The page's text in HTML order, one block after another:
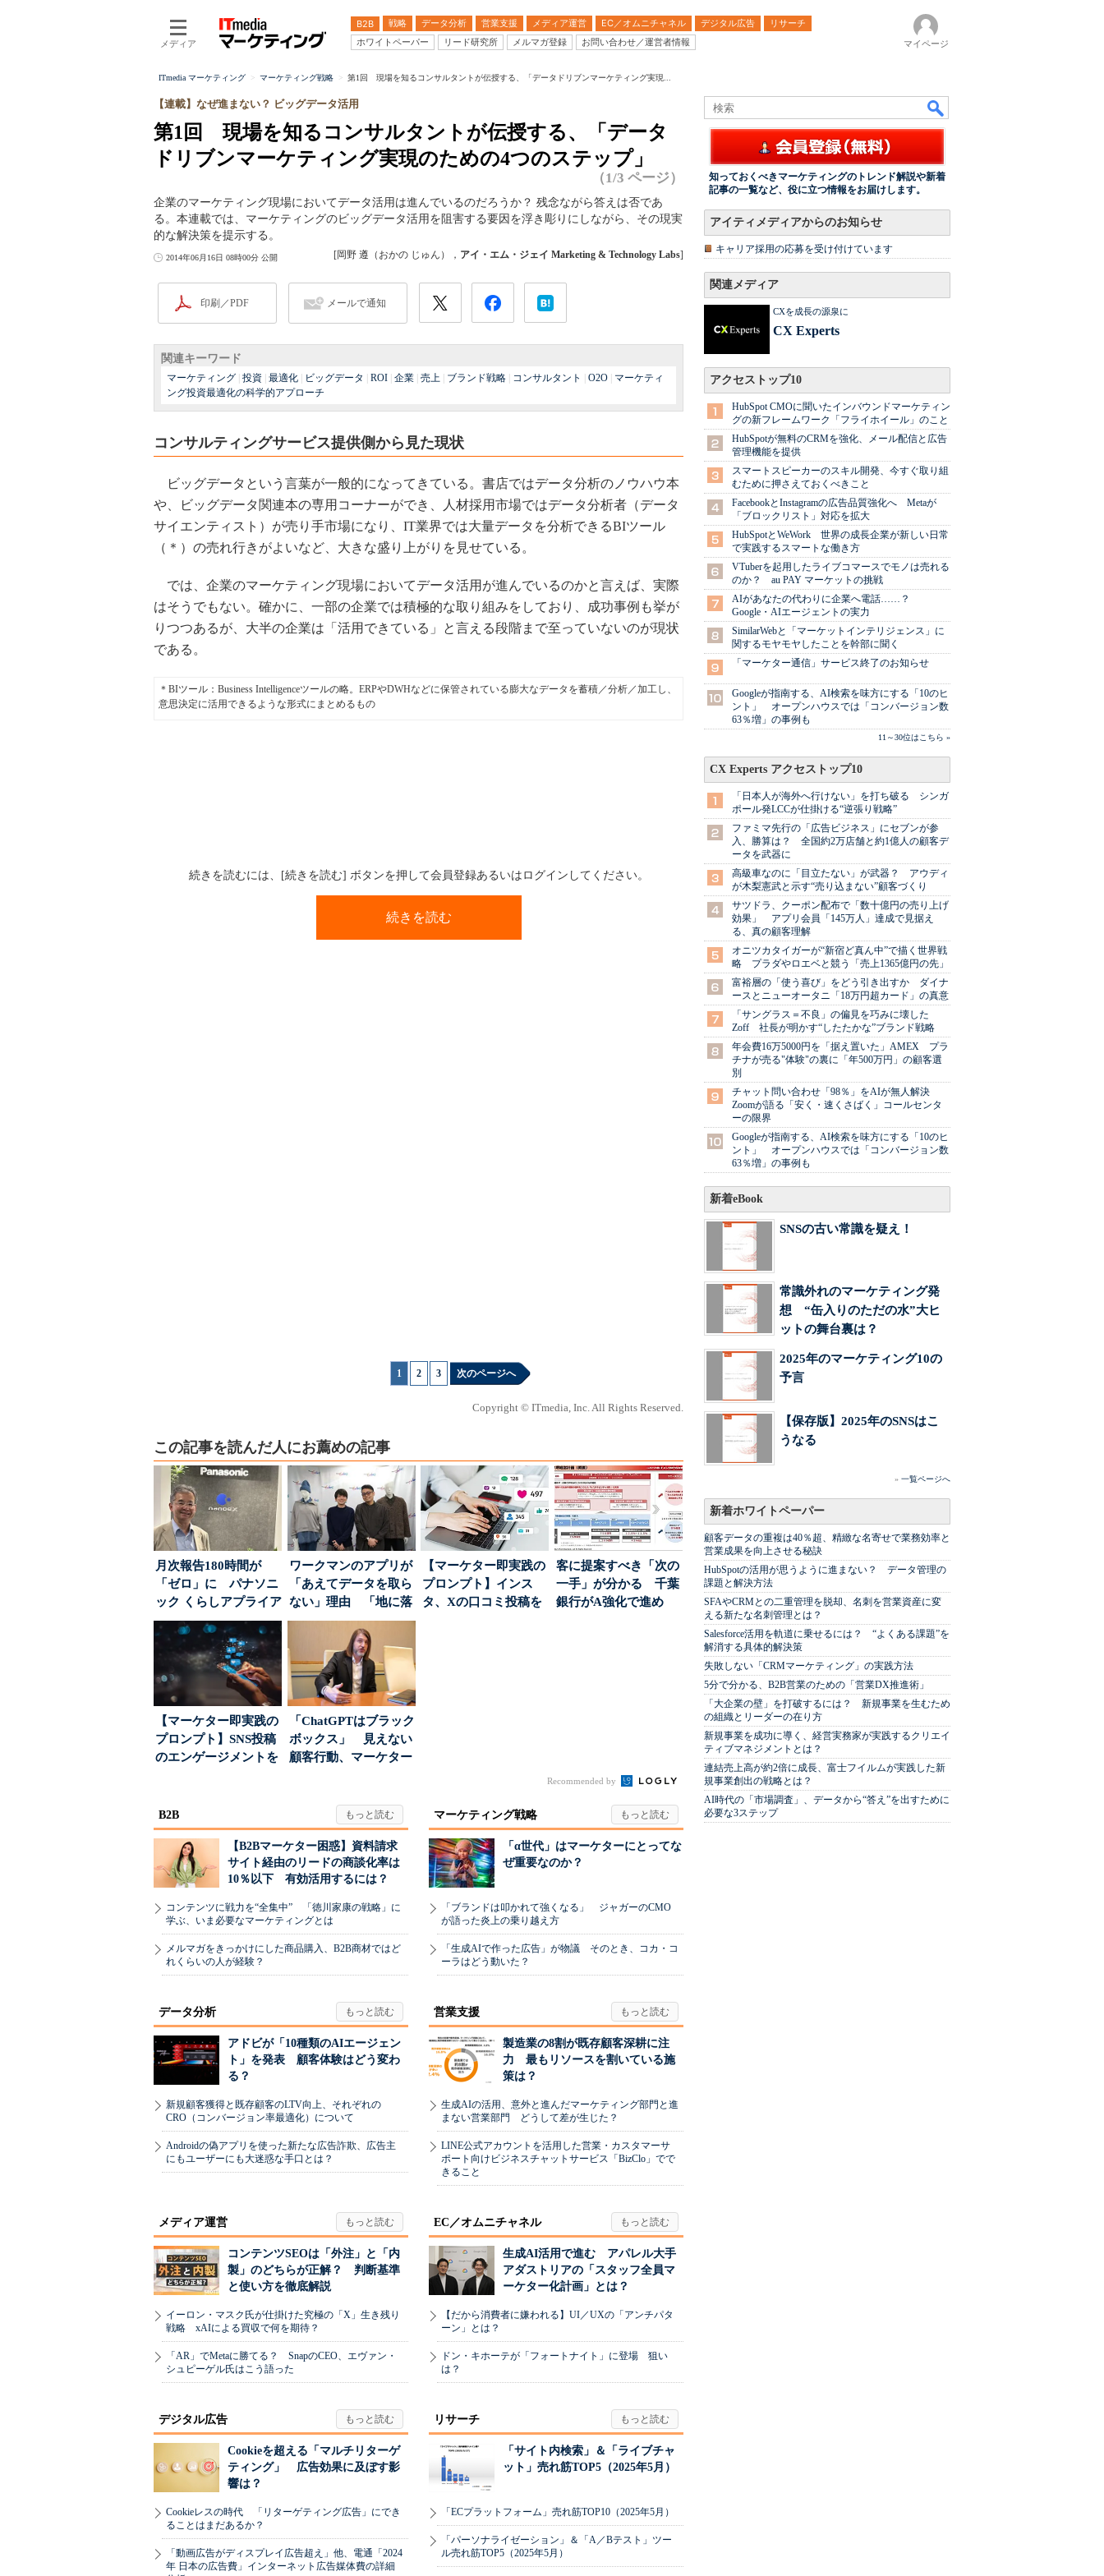
メディア
B2B 戦略 データ分析 営業支援 メディア運営 EC／オムニチャネル デジタル広告
リサーチ
ホワイトペーパー
リード研究所 メルマガ登録 お問い合わせ／運営者情報 マイページ
ITmedia マーケティング マーケティング戦略 第1回 現場を知るコンサルタントが伝授する、「データドリブンマーケティング実現...
第1回 現場を知るコンサルタントが伝授する、「データ
ドリブンマーケティング実現のための4つのステップ」
【連載】なぜ進まない？ ビッグデータ活用
（1/3 ページ）
企業のマーケティング現場においてデータ活用は進んでいるのだろうか？ 残念ながら答えは否であ
る。本連載では、マーケティングのビッグデータ活用を阻害する要因を浮き彫りにしながら、その現実
的な解決策を提示する。
2014年06月16日 08時00分 公開 [岡野 遵（おかの じゅん）， アイ・エム・ジェイ Marketing & Technology Labs]
印刷／PDF メールで通知
関連キーワード
マーケティング 投資 最適化 ビッグデータ ROI 企業 売上 ブランド戦略 コンサルタント O2O
マーケティ
ング投資最適化の科学的アプローチ
コンサルティングサービス提供側から見た現状
ビッグデータという言葉が一般的になってきている。書店ではデータ分析のノウハウ本
や、ビッグデータ関連本の専用コーナーができ、人材採用市場ではデータ分析者（データ
サイエンティスト）が売り手市場になり、IT業界では大量データを分析できるBIツール
（＊）の売れ行きがよいなど、大きな盛り上がりを見せている。
では、企業のマーケティング現場においてデータ活用が進んでいるのかと言えば、実際
はそうでもない。確かに、一部の企業では積極的な取り組みをしており、成功事例も挙が
りつつあるが、大半の企業は「活用できている」と言える段階まで至っていないのが現状
である。
＊BIツール：Business Intelligenceツールの略。ERPやDWHなどに保管されている膨大なデータを蓄積／分析／加工し、
意思決定に活用できるような形式にまとめるもの
続きを読むには、[続きを読む] ボタンを押して会員登録あるいはログインしてください。
続きを読む
1 2 3 次のページへ
Copyright © ITmedia, Inc. All Rights Reserved.
この記事を読んだ人にお薦めの記事
月次報告180時間が
「ゼロ」に パナソニ
ック くらしアプライア
ンス社が挑んだVo...
ワークマンのアプリが
「あえてデータを取ら
ない」理由 「地に落
ちた顧客満足度」を
【マーケター即実践の
プロンプト】インス
タ、Xの口コミ投稿を
客に提案すべき「次の
一手」が分かる 千葉
銀行がA強化で進め
【マーケター即実践の
プロンプト】SNS投稿
のエンゲージメントを
「ChatGPTはブラック
ボックス」 見えない
顧客行動、マーケター
Recommended by
B2B
【B2Bマーケター困惑】資料請求
サイト経由のリードの商談化率は
10％以下 有効活用するには？
コンテンツに戦力を“全集中” 「徳川家康の戦略」に
学ぶ、いま必要なマーケティングとは
メルマガをきっかけにした商品購入、B2B商材ではど
れくらいの人が経験？
マーケティング戦略
「α世代」はマーケターにとってな
ぜ重要なのか？
「ブランドは叩かれて強くなる」 ジャガーのCMO
が語った炎上の乗り越え方
「生成AIで作った広告」が物議 そのとき、コカ・コ
ーラはどう動いた？
データ分析
アドビが「10種類のAIエージェン
ト」を発表 顧客体験はどう変わ
る？
新規顧客獲得と既存顧客のLTV向上、それぞれの
CRO（コンバージョン率最適化）について
Androidの偽アプリを使った新たな広告詐欺、広告主
にもユーザーにも大迷惑な手口とは？
営業支援
製造業の8割が既存顧客深耕に注
力 最もリソースを割いている施
策は？
生成AIの活用、意外と進んだマーケティング部門と進
まない営業部門 どうして差が生じた？
LINE公式アカウントを活用した営業・カスタマーサ
ポート向けビジネスチャットサービス「BizClo」でで
きること
メディア運営
コンテンツSEOは「外注」と「内
製」のどちらが正解？ 判断基準
と使い方を徹底解説
イーロン・マスク氏が仕掛けた究極の「X」生き残り
戦略 xAIによる買収で何を期待？
「AR」でMetaに勝てる？ SnapのCEO、エヴァン・
シュピーゲル氏はこう語った
EC／オムニチャネル
生成AI活用で進む アパレル大手
アダストリアの「スタッフ全員マ
ーケター化計画」とは？
【だから消費者に嫌われる】UI／UXの「アンチパタ
ーン」とは？
ドン・キホーテが「フォートナイト」に登場 狙い
は？
デジタル広告
Cookieを超える「マルチリターゲ
ティング」 広告効果に及ぼす影
響は？
Cookieレスの時代 「リターゲティング広告」にでき
ることはまだあるか？
「動画広告がディスプレイ広告超え」他、電通「2024
年 日本の広告費」インターネット広告媒体費の詳細
リサーチ
「サイト内検索」＆「ライブチャ
ット」売れ筋TOP5（2025年5月）
「ECプラットフォーム」売れ筋TOP10（2025年5月）
「パーソナライゼーション」＆「A／Bテスト」ツー
ル売れ筋TOP5（2025年5月）
知っておくべきマーケティングのトレンド解説や新着
記事の一覧など、役に立つ情報をお届けします。
アイティメディアからのお知らせ
キャリア採用の応募を受け付けています
関連メディア
CXを成長の源泉に
CX Experts
アクセストップ10
HubSpot CMOに聞いたインバウンドマーケティン
グの新フレームワーク「フライホイール」のこと
HubSpotが無料のCRMを強化、メール配信と広告
管理機能を提供
スマートスピーカーのスキル開発、今すぐ取り組
むために押さえておくべきこと
FacebookとInstagramの広告品質強化へ Metaが
「ブロックリスト」対応を拡大
HubSpotとWeWork 世界の成長企業が新しい日常
で実践するスマートな働き方
VTuberを起用したライブコマースでモノは売れる
のか？ au PAY マーケットの挑戦
AIがあなたの代わりに企業へ電話……？
Google・AIエージェントの実力
SimilarWebと「マーケットインテリジェンス」に
関するモヤモヤしたことを幹部に聞く
「マーケター通信」サービス終了のお知らせ
Googleが指南する、AI検索を味方にする「10のヒ
ント」 オープンハウスでは「コンバージョン数
63％増」の事例も
11～30位はこちら »
CX Experts アクセストップ10
「日本人が海外へ行けない」を打ち破る シンガ
ポール発LCCが仕掛ける“逆張り戦略”
ファミマ先行の「広告ビジネス」にセブンが参
入、勝算は？ 全国約2万店舗と約1億人の顧客デ
ータを武器に
高級車なのに「目立たない」が武器？ アウディ
が木梨憲武と示す“売り込まない”顧客づくり
サツドラ、クーポン配布で「数十億円の売り上げ
効果」 アプリ会員「145万人」達成で見据え
る、真の顧客理解
オニツカタイガーが“新宿ど真ん中”で描く世界戦
略 プラダやロエベと競う「売上1365億円の先」
富裕層の「使う喜び」をどう引き出すか ダイナ
ースとニューオータニ「18万円超カード」の真意
「サングラス＝不良」の偏見を巧みに壊した
Zoff 社長が明かす“したたかな”ブランド戦略
年会費16万5000円を「据え置いた」AMEX プラ
チナが売る"体験"の裏に「年500万円」の顧客選
別
チャット問い合わせ「98％」をAIが無人解決
Zoomが語る「安く・速くさばく」コールセンタ
ーの限界
Googleが指南する、AI検索を味方にする「10のヒ
ント」 オープンハウスでは「コンバージョン数
63％増」の事例も
新着eBook
SNSの古い常識を疑え！
常識外れのマーケティング発
想 “缶入りのただの水”大ヒ
ットの舞台裏は？
2025年のマーケティング10の
予言
【保存版】2025年のSNSはこ
うなる
» 一覧ページへ
新着ホワイトペーパー
顧客データの重複は40％超、精緻な名寄せで業務効率と
営業成果を向上させる秘訣
HubSpotの活用が思うように進まない？ データ管理の
課題と解決方法
SFAやCRMとの二重管理を脱却、名刺を営業資産に変
える新たな名刺管理とは？
Salesforce活用を軌道に乗せるには？ “よくある課題”を
解消する具体的解決策
失敗しない「CRMマーケティング」の実践方法
5分で分かる、B2B営業のための「営業DX推進術」
「大企業の壁」を打破するには？ 新規事業を生むため
の組織とリーダーの在り方
新規事業を成功に導く、経営実務家が実践するクリエイ
ティブマネジメントとは？
連結売上高が約2倍に成長、富士フイルムが実践した新
規事業創出の戦略とは？
AI時代の「市場調査」、データから“答え”を出すために
必要な3ステップ